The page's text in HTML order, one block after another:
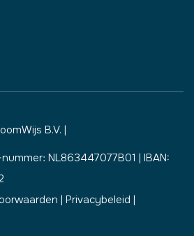
B.V. |
NL863447077B01 | IBAN:
| Privacybeleid |